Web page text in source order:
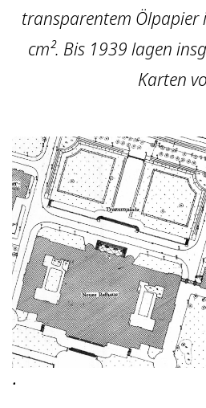
transparentem Ölpapier
cm². Bis 1939 lagen
Karten
·